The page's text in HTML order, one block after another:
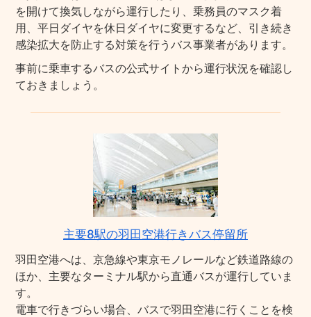
を開けて換気しながら運行したり、乗務員のマスク着
用、平日ダイヤを休日ダイヤに変更するなど、引き続き
感染拡大を防止する対策を行うバス事業者があります。
事前に乗車するバスの公式サイトから運行状況を確認し
ておきましょう。
主要8駅の羽田空港行きバス停留所
羽田空港へは、京急線や東京モノレールなど鉄道路線の
ほか、主要なターミナル駅から直通バスが運行していま
す。
電車で行きづらい場合、バスで羽田空港に行くことを検